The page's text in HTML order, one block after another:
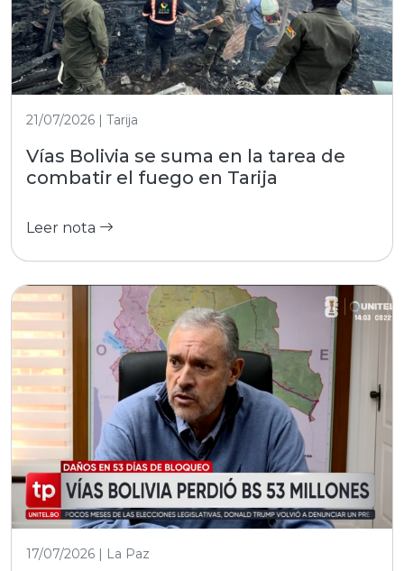
21/07/2026 | Tarija
Vías Bolivia se suma en la tarea de
combatir el fuego en Tarija
Leer nota
17/07/2026 | La Paz